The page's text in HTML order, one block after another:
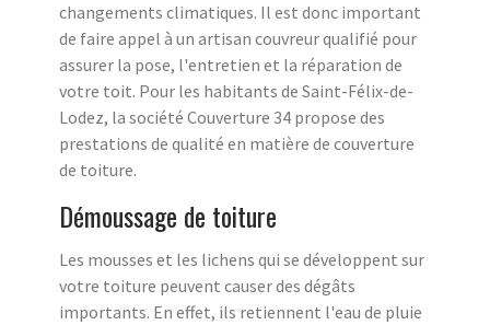
changements climatiques. Il est donc important
de faire appel à un artisan couvreur qualifié pour
assurer la pose, l'entretien et la réparation de
votre toit. Pour les habitants de Saint-Félix-de-
Lodez, la société Couverture 34 propose des
prestations de qualité en matière de couverture
de toiture.
Démoussage de toiture
Les mousses et les lichens qui se développent sur
votre toiture peuvent causer des dégâts
importants. En effet, ils retiennent l'eau de pluie